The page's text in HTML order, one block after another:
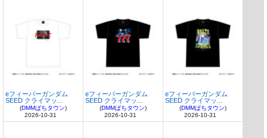
eフィーバーガンダム
SEED クライマッ...
(DMMぱちタウン)
2026-10-31
eフィーバーガンダム
SEED クライマッ...
(DMMぱちタウン)
2026-10-31
eフィーバーガンダム
SEED クライマッ...
(DMMぱちタウン)
2026-10-31